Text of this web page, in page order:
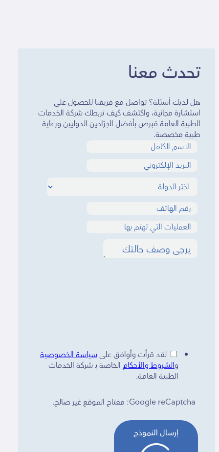
تحدث معنا
هل لديك أسئلة؟ تواصل مع فريقنا للحصول على
استشارة مجانية، واكتشف كيف تربطك شركة الخدمات
الطبية العامة قبرص بأفضل الجرّاحين الدوليين ورعاية
طبية مخصصة.
لقد قرأت وأوافق علىسياسة الخصوصية
الشروط والأحكامالخاصة بـ شركة الخدمات
الطبية العامة.
Google reCaptcha: مفتاح الموقع غير صالح.
إرسال النموذج